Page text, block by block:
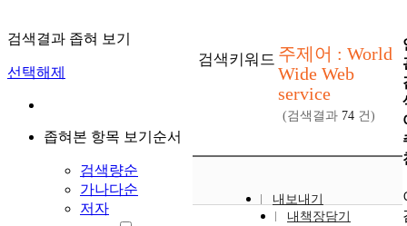
검색결과 좁혀 보기
선택해제
좁혀본 항목 보기순서
검색량순
가나다순
저자
검색키워드 주제어 : World
Wide Web
service
(검색결과 74 건)
내보내기
내책장담기